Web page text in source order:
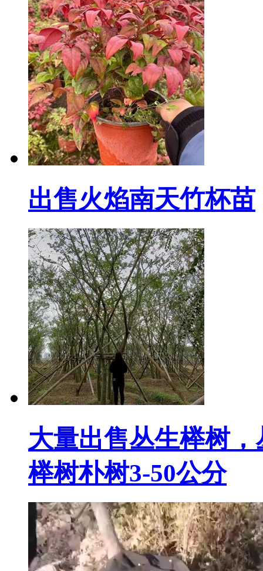
出售火焰南天竹杯苗
大量出售丛生榉树
榉树朴树3-50公分